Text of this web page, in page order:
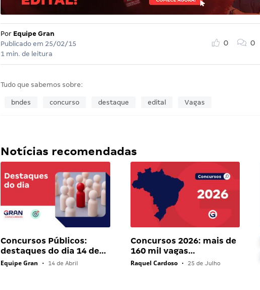
Por Equipe Gran
Publicado em 25/02/15
1 min. de leitura
0 0
Tudo que sabemos sobre:
bndes concurso destaque edital Vagas
Notícias recomendadas
Concursos Públicos:
destaques do dia 14 de…
Equipe Gran • 14 de Abril
Concursos 2026: mais de
160 mil vagas…
Raquel Cardoso • 25 de Julho